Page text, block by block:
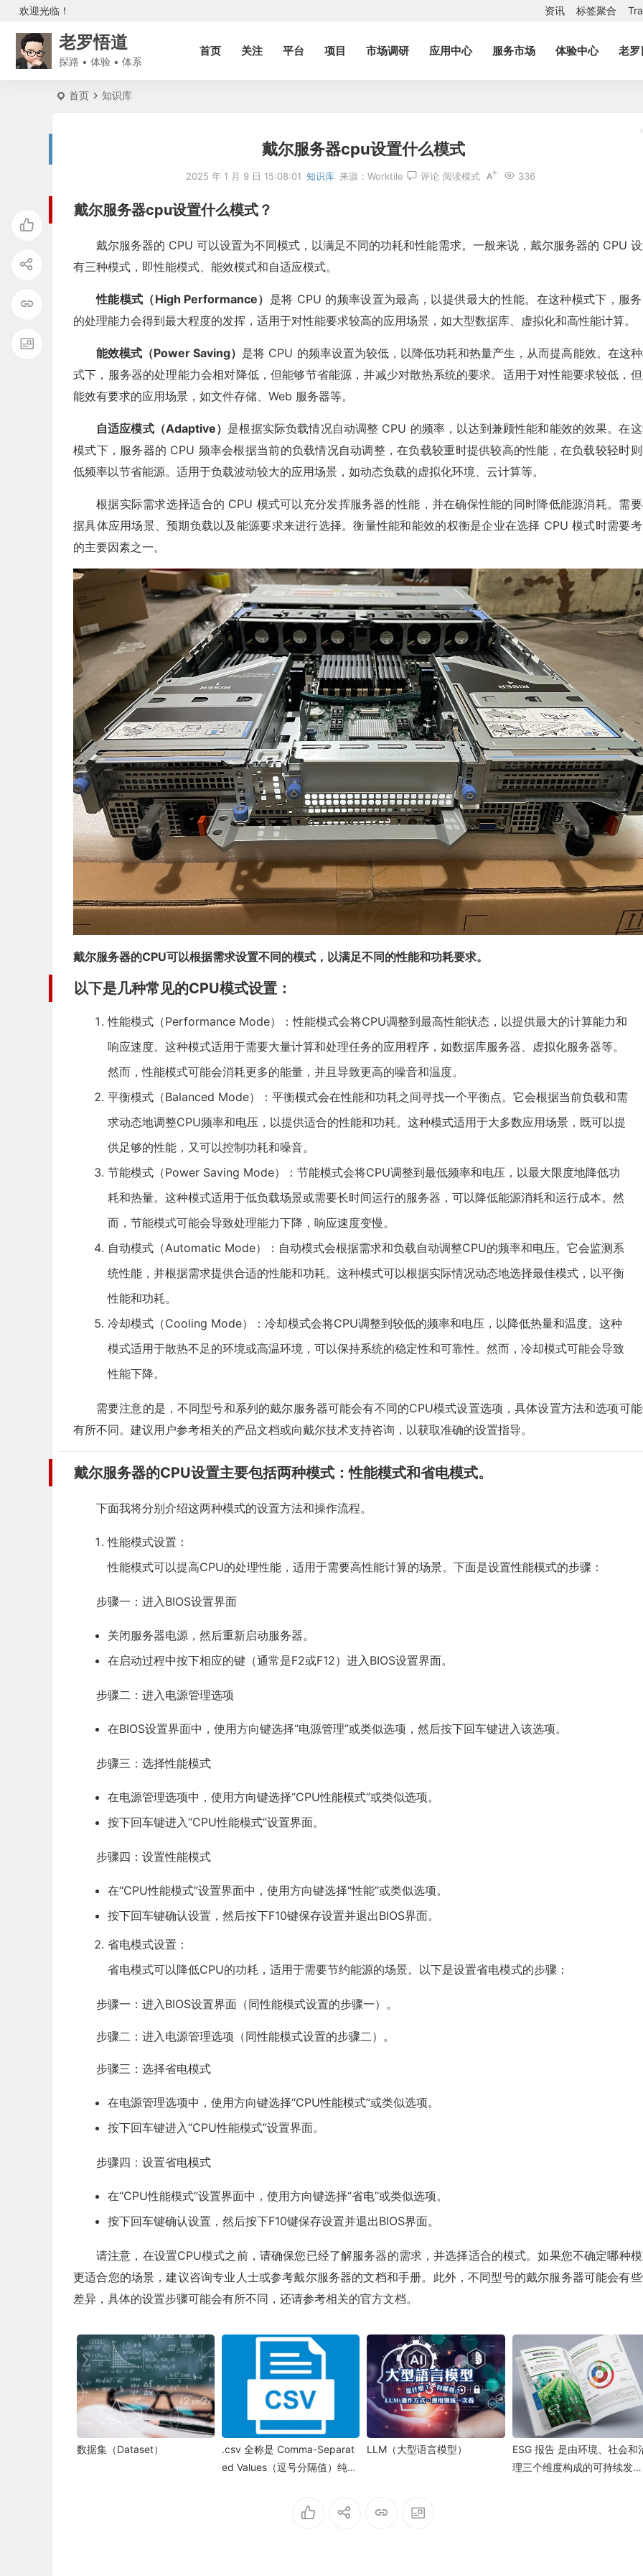
欢迎光临！ 资讯 标签聚合
老罗悟道
探路 • 体验 • 体系
首页 关注 平台 项目 市场调研 应用中心 服务市场 体验中心 老罗
首页 知识库
戴尔服务器cpu设置什么模式
2025 年 1 月 9 日 15:08:01 知识库 来源： Worktile 评论 336
阅读模式
戴尔服务器cpu设置什么模式？
戴尔服务器的 CPU 可以设置为不同模式，以满足不同的功耗和性能需求。一般来说，戴尔服务器的 CPU
有三种模式，即性能模式、能效模式和自适应模式。
性能模式（High Performance） 是将 CPU 的频率设置为最高，以提供最大的性能。在这种模式下，服
的处理能力会得到最大程度的发挥，适用于对性能要求较高的应用场景，如大型数据库、虚拟化和高性能计算。
能效模式（Power Saving） 是将 CPU 的频率设置为较低，以降低功耗和热量产生，从而提高能效。在这
式下，服务器的处理能力会相对降低，但能够节省能源，并减少对散热系统的要求。适用于对性能要求较低，
能效有要求的应用场景，如文件存储、Web 服务器等。
自适应模式（Adaptive） 是根据实际负载情况自动调整 CPU 的频率，以达到兼顾性能和能效的效果。在
模式下，服务器的 CPU 频率会根据当前的负载情况自动调整，在负载较重时提供较高的性能，在负载较轻时
低频率以节省能源。适用于负载波动较大的应用场景，如动态负载的虚拟化环境、云计算等。
根据实际需求选择适合的 CPU 模式可以充分发挥服务器的性能，并在确保性能的同时降低能源消耗。需
据具体应用场景、预期负载以及能源要求来进行选择。衡量性能和能效的权衡是企业在选择 CPU 模式时需要
的主要因素之一。
戴尔服务器的CPU可以根据需求设置不同的模式，以满足不同的性能和功耗要求。
以下是几种常见的CPU模式设置：
性能模式（Performance Mode）：性能模式会将CPU调整到最高性能状态，以提供最大的计算能力和
响应速度。这种模式适用于需要大量计算和处理任务的应用程序，如数据库服务器、虚拟化服务器等。
然而，性能模式可能会消耗更多的能量，并且导致更高的噪音和温度。
平衡模式（Balanced Mode）：平衡模式会在性能和功耗之间寻找一个平衡点。它会根据当前负载和需
求动态地调整CPU频率和电压，以提供适合的性能和功耗。这种模式适用于大多数应用场景，既可以提
供足够的性能，又可以控制功耗和噪音。
节能模式（Power Saving Mode）：节能模式会将CPU调整到最低频率和电压，以最大限度地降低功
耗和热量。这种模式适用于低负载场景或需要长时间运行的服务器，可以降低能源消耗和运行成本。然
而，节能模式可能会导致处理能力下降，响应速度变慢。
自动模式（Automatic Mode）：自动模式会根据需求和负载自动调整CPU的频率和电压。它会监测系
统性能，并根据需求提供合适的性能和功耗。这种模式可以根据实际情况动态地选择最佳模式，以平衡
性能和功耗。
冷却模式（Cooling Mode）：冷却模式会将CPU调整到较低的频率和电压，以降低热量和温度。这种
模式适用于散热不足的环境或高温环境，可以保持系统的稳定性和可靠性。然而，冷却模式可能会导致
性能下降。
需要注意的是，不同型号和系列的戴尔服务器可能会有不同的CPU模式设置选项，具体设置方法和选项可
有所不同。建议用户参考相关的产品文档或向戴尔技术支持咨询，以获取准确的设置指导。
戴尔服务器的CPU设置主要包括两种模式：性能模式和省电模式。
下面我将分别介绍这两种模式的设置方法和操作流程。
性能模式设置：
性能模式可以提高CPU的处理性能，适用于需要高性能计算的场景。下面是设置性能模式的步骤：
步骤一：进入BIOS设置界面
关闭服务器电源，然后重新启动服务器。
在启动过程中按下相应的键（通常是F2或F12）进入BIOS设置界面。
步骤二：进入电源管理选项
在BIOS设置界面中，使用方向键选择“电源管理”或类似选项，然后按下回车键进入该选项。
步骤三：选择性能模式
在电源管理选项中，使用方向键选择“CPU性能模式”或类似选项。
按下回车键进入“CPU性能模式”设置界面。
步骤四：设置性能模式
在“CPU性能模式”设置界面中，使用方向键选择“性能”或类似选项。
按下回车键确认设置，然后按下F10键保存设置并退出BIOS界面。
省电模式设置：
省电模式可以降低CPU的功耗，适用于需要节约能源的场景。以下是设置省电模式的步骤：
步骤一：进入BIOS设置界面（同性能模式设置的步骤一）。
步骤二：进入电源管理选项（同性能模式设置的步骤二）。
步骤三：选择省电模式
在电源管理选项中，使用方向键选择“CPU性能模式”或类似选项。
按下回车键进入“CPU性能模式”设置界面。
步骤四：设置省电模式
在“CPU性能模式”设置界面中，使用方向键选择“省电”或类似选项。
按下回车键确认设置，然后按下F10键保存设置并退出BIOS界面。
请注意，在设置CPU模式之前，请确保您已经了解服务器的需求，并选择适合的模式。如果您不确定哪种
更适合您的场景，建议咨询专业人士或参考戴尔服务器的文档和手册。此外，不同型号的戴尔服务器可能会有
差异，具体的设置步骤可能会有所不同，还请参考相关的官方文档。
数据集（Dataset）
.csv 全称是 Comma-Separat
ed Values（逗号分隔值）纯文
LLM（大型语言模型）
ESG 报告 是由环境、社会和
理三个维度构成的可持续发展